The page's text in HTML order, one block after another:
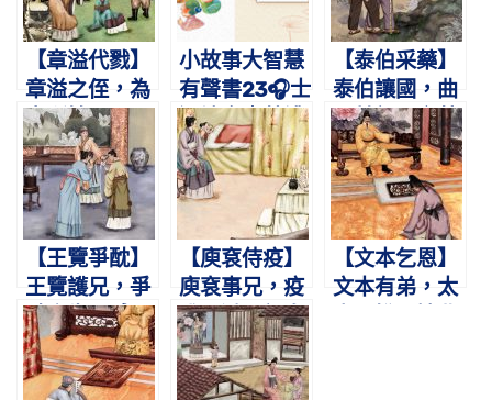
【章溢代戮】
章溢之侄，為
寇所擒。願以
身代，賊亦心
欽。
小故事大智慧
有聲書23🎧士
選讓產｜蔡禮
旭老師講故事
【泰伯采藥】
泰伯讓國，曲
順其親。之荊
采藥，被發文
身。
【王覽爭酖】
王覽護兄，爭
酖舍生。感母
悔悟，九代公
卿。
【庾袞侍疫】
庾袞事兄，疫
盛不避。親自
扶持，晝夜不
寐。
【文本乞恩】
文本有弟，太